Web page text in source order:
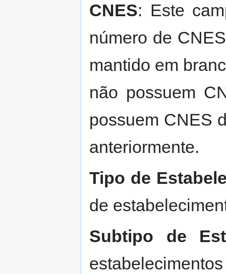
CNES: Este
número de
mantido em
não possuem
possuem CNES
anteriormente.
Tipo de
de
Subtipo de